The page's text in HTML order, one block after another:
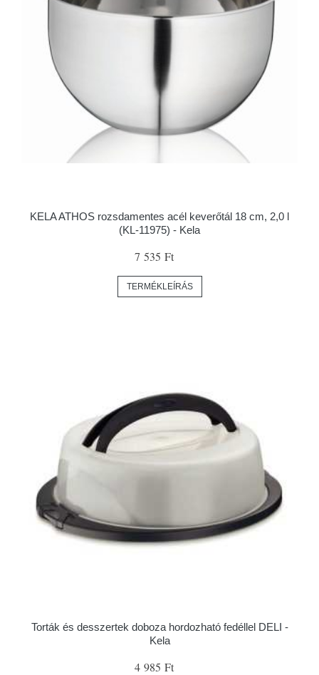
KELA ATHOS rozsdamentes acél keverőtál 18 cm, 2,0 l
(KL-11975) - Kela
7 535 Ft
TERMÉKLEÍRÁS
Torták és desszertek doboza hordozható fedéllel DELI -
Kela
4 985 Ft